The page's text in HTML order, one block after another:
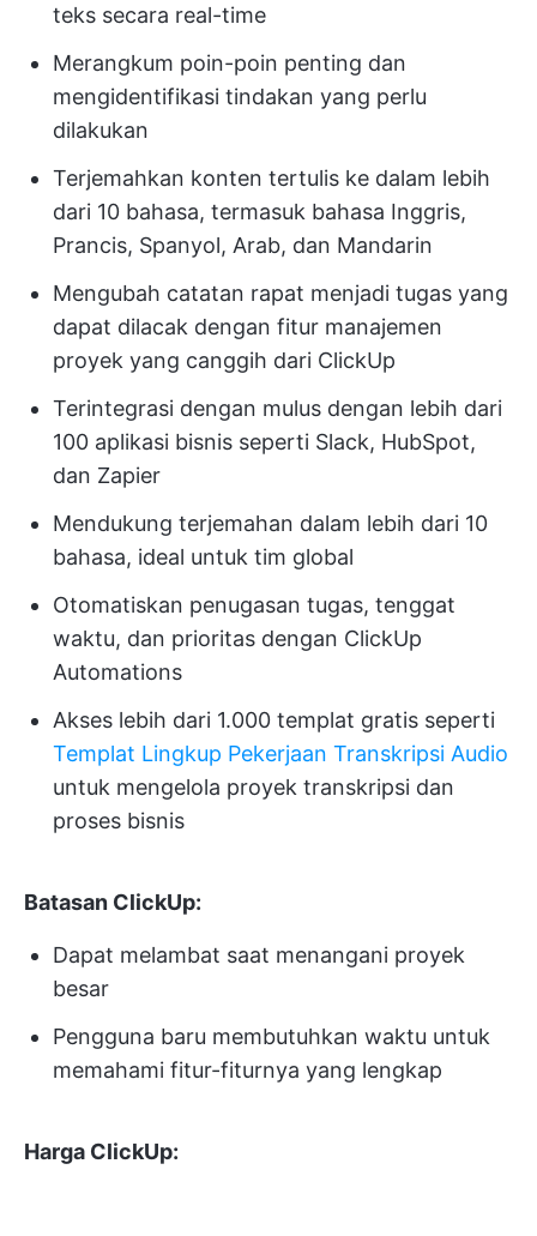
teks secara real-time
Merangkum poin-poin penting dan
mengidentifikasi tindakan yang perlu
dilakukan
Terjemahkan konten tertulis ke dalam lebih
dari 10 bahasa, termasuk bahasa Inggris,
Prancis, Spanyol, Arab, dan Mandarin
Mengubah catatan rapat menjadi tugas yang
dapat dilacak dengan fitur manajemen
proyek yang canggih dari ClickUp
Terintegrasi dengan mulus dengan lebih dari
100 aplikasi bisnis seperti Slack, HubSpot,
dan Zapier
Mendukung terjemahan dalam lebih dari 10
bahasa, ideal untuk tim global
Otomatiskan penugasan tugas, tenggat
waktu, dan prioritas dengan ClickUp
Automations
Akses lebih dari 1.000 templat gratis seperti
Templat Lingkup Pekerjaan Transkripsi Audio
untuk mengelola proyek transkripsi dan
proses bisnis
Batasan ClickUp:
Dapat melambat saat menangani proyek
besar
Pengguna baru membutuhkan waktu untuk
memahami fitur-fiturnya yang lengkap
Harga ClickUp: